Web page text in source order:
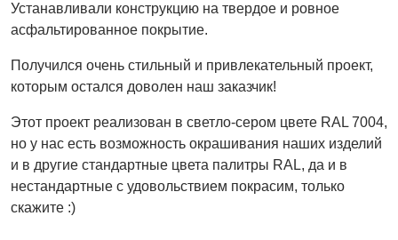
Устанавливали конструкцию на твердое и ровное
асфальтированное покрытие.
Получился очень стильный и привлекательный проект,
которым остался доволен наш заказчик!
Этот проект реализован в светло-сером цвете RAL 7004,
но у нас есть возможность окрашивания наших изделий
и в другие стандартные цвета палитры RAL, да и в
нестандартные с удовольствием покрасим, только
скажите :)